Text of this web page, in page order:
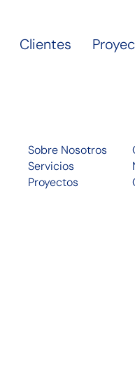
Clientes
Sobre Nosotros
Servicios
Proyectos